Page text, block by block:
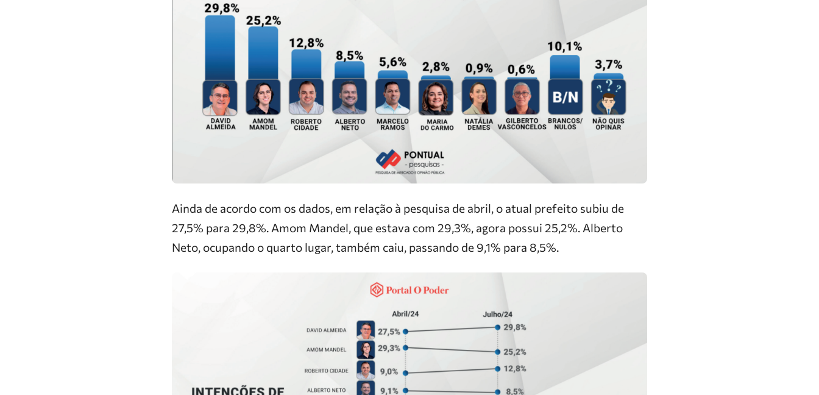
Ainda de acordo com os dados, em relação à pesquisa de abril, o atual prefeito subiu de
27,5% para 29,8%. Amom Mandel, que estava com 29,3%, agora possui 25,2%. Alberto
Neto, ocupando o quarto lugar, também caiu, passando de 9,1% para 8,5%.